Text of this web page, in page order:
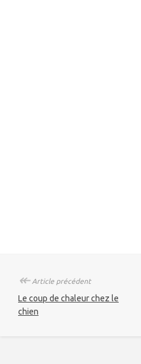
↞Article précédent
Le coup de chaleur chez le
chien